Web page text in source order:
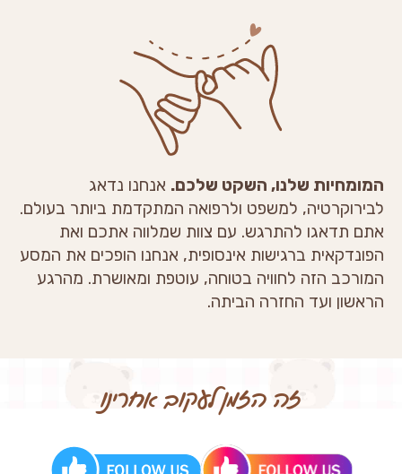
המומחיות שלנו, השקט שלכם. אנחנו נדאג
לבירוקרטיה, למשפט ולרפואה המתקדמת ביותר בעולם.
אתם תדאגו להתרגש. עם צוות שמלווה אתכם ואת
הפונדקאית ברגישות אינסופית, אנחנו הופכים את המסע
המורכב הזה לחוויה בטוחה, עוטפת ומאושרת. מהרגע
הראשון ועד החזרה הביתה.
זה הזמן לעקוב אחרינו